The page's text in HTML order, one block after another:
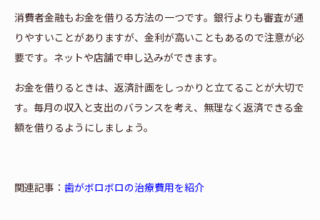
消費者金融もお金を借りる方法の一つです。銀行よりも審査が通
りやすいことがありますが、金利が高いこともあるので注意が必
要です。ネットや店舗で申し込みができます。
お金を借りるときは、返済計画をしっかりと立てることが大切で
す。毎月の収入と支出のバランスを考え、無理なく返済できる金
額を借りるようにしましょう。
関連記事： 歯がボロボロの治療費用を紹介